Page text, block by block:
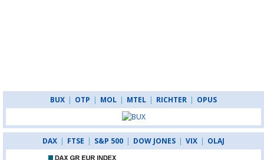
BUX | OTP | MOL | MTEL | RICHTER | OPUS
DAX | FTSE | S&P 500 | DOW JONES | VIX | OLAJ